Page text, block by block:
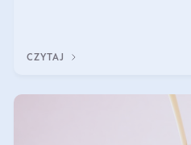
CZYTAJ